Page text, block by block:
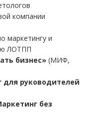
компании
маркетингу и
ЛОТПП
бизнес» (МИФ,
для руководителей
без